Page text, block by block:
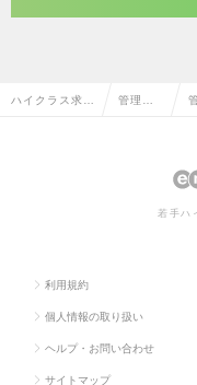
ハイクラス求人 管理部
若手ハ
利用規約
個人情報の取り扱い
ヘルプ・お問い合わせ
サイトマップ